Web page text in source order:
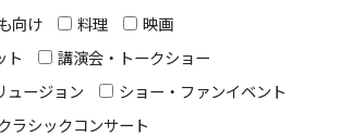
向け 料理
映画
ト
講演会・トークショー
ュージョン
ショー・ファンイベント
ラシックコンサート